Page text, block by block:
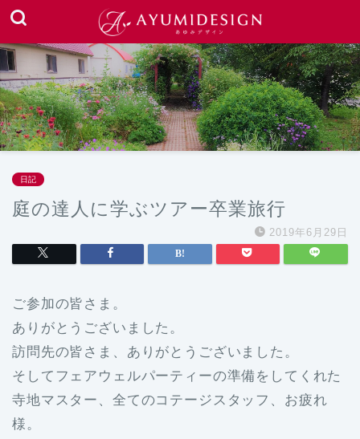
日記
庭の達人に学ぶツアー卒業旅行
2019年6月29日
ご参加の皆さま。
ありがとうございました。
訪問先の皆さま、ありがとうございました。
そしてフェアウェルパーティーの準備をしてくれた
寺地マスター、全てのコテージスタッフ、お疲れ
様。